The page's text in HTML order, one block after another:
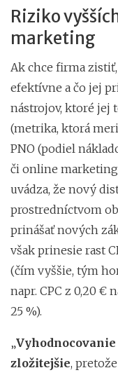
Riziko
marketing
Ak chce firma
efektívne a čo jej
nástrojov, ktoré jej
(metrika, ktorá
PNO (podiel
či online marketing
uvádza, že nový
prostredníctvom
prinášať nových
však prinesie rast
(čím vyššie, tým
napr. CPC z 0,20 €
25 %).
„Vyhodnocovanie
zložitejšie,